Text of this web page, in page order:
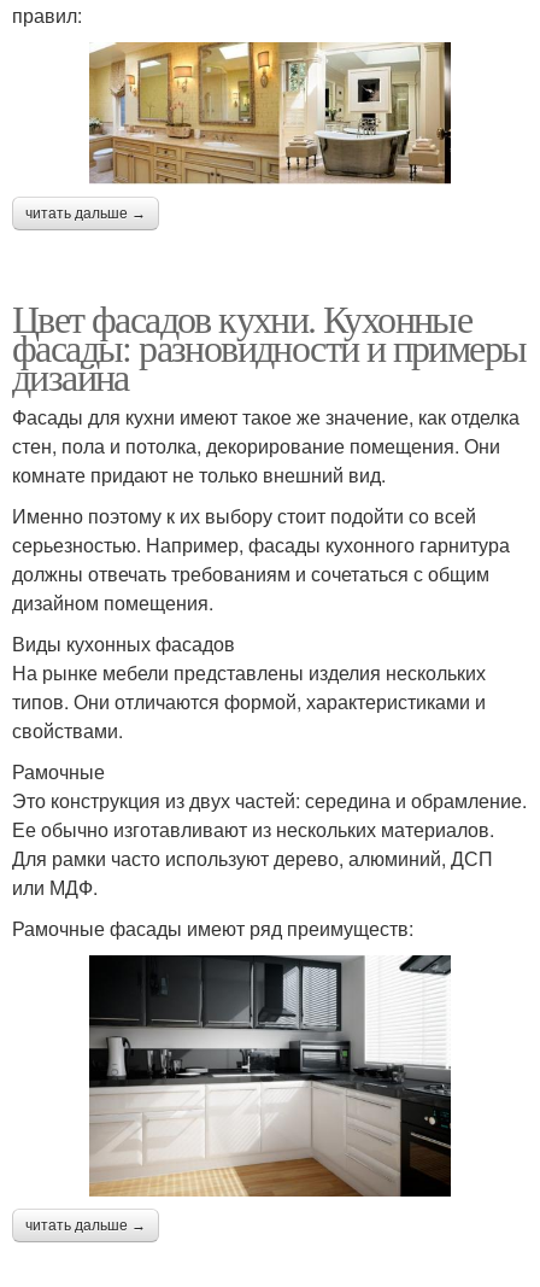
правил:
читать дальше →
Цвет фасадов кухни. Кухонные
фасады: разновидности и примеры
дизайна
Фасады для кухни имеют такое же значение, как отделка
стен, пола и потолка, декорирование помещения. Они
комнате придают не только внешний вид.
Именно поэтому к их выбору стоит подойти со всей
серьезностью. Например, фасады кухонного гарнитура
должны отвечать требованиям и сочетаться с общим
дизайном помещения.
Виды кухонных фасадов
На рынке мебели представлены изделия нескольких
типов. Они отличаются формой, характеристиками и
свойствами.
Рамочные
Это конструкция из двух частей: середина и обрамление.
Ее обычно изготавливают из нескольких материалов.
Для рамки часто используют дерево, алюминий, ДСП
или МДФ.
Рамочные фасады имеют ряд преимуществ:
читать дальше →